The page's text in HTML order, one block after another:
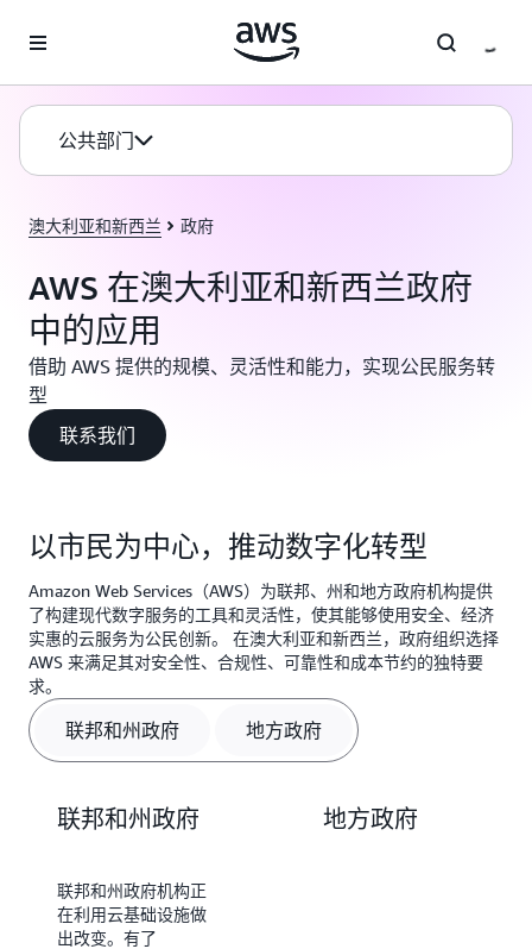
公共部门
澳大利亚和新西兰 政府
AWS 在澳大利亚和新西兰政府
中的应用
借助 AWS 提供的规模、灵活性和能力，实现公民服务转
型
联系我们
以市民为中心，推动数字化转型
Amazon Web Services（AWS）为联邦、州和地方政府机构提供
了构建现代数字服务的工具和灵活性，使其能够使用安全、经济
实惠的云服务为公民创新。 在澳大利亚和新西兰，政府组织选择
AWS 来满足其对安全性、合规性、可靠性和成本节约的独特要
求。
联邦和州政府 地方政府
联邦和州政府
联邦和州政府机构正
在利用云基础设施做
出改变。有了
地方政府